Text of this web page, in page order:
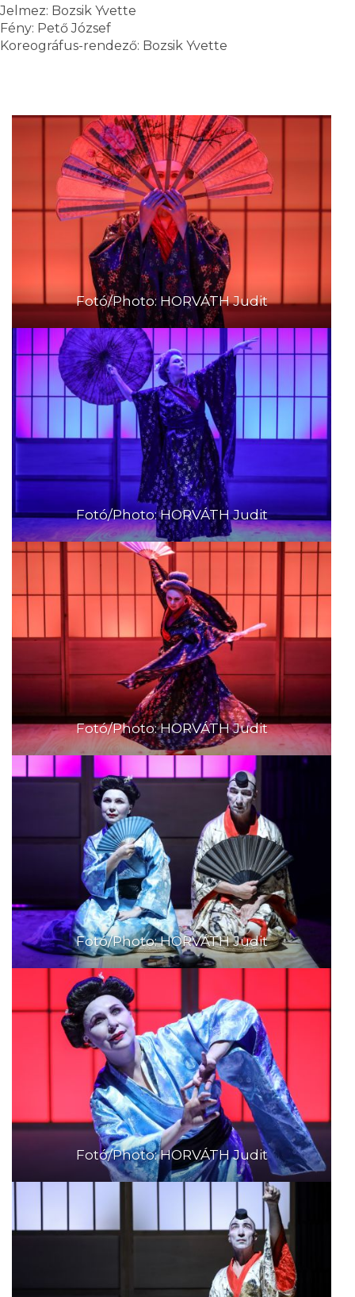
Jelmez: Bozsik Yvette
Fény: Pető József
Koreográfus-rendező: Bozsik Yvette
Fotó/Photo: HORVÁTH Judit
Fotó/Photo: HORVÁTH Judit
Fotó/Photo: HORVÁTH Judit
Fotó/Photo: HORVÁTH Judit
Fotó/Photo: HORVÁTH Judit